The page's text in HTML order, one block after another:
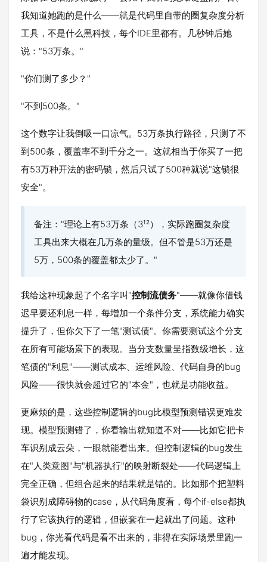
我知道她跑的是什么——就是代码里自带的圈复杂度分析
工具，不是什么黑科技，每个IDE里都有。几秒钟后她
说："53万条。"
"你们测了多少？"
"不到500条。"
这个数字让我倒吸一口凉气。53万条执行路径，只测了不
到500条，覆盖率不到千分之一。这就相当于你买了一把
有53万种开法的密码锁，然后只试了500种就说"这锁很
安全"。
备注："理论上有53万条（3¹²），实际跑圈复杂度
工具出来大概在几万条的量级。但不管是53万还是
5万，500条的覆盖都太少了。"
我给这种现象起了个名字叫"控制流债务"——就像你借钱
迟早要还利息一样，每增加一个条件分支，系统能力确实
提升了，但你欠下了一笔"测试债"。你需要测试这个分支
在所有可能场景下的表现。当分支数量呈指数级增长，这
笔债的"利息"——测试成本、运维风险、代码自身的bug
风险——很快就会超过它的"本金"，也就是功能收益。
更麻烦的是，这些控制逻辑的bug比模型预测错误更难发
现。模型预测错了，你看输出就知道不对——比如它把卡
车识别成云朵，一眼就能看出来。但控制逻辑的bug发生
在"人类意图"与"机器执行"的映射断裂处——代码逻辑上
完全正确，但组合起来的结果就是错的。比如那个把塑料
袋识别成障碍物的case，从代码角度看，每个if-else都执
行了它该执行的逻辑，但嵌套在一起就出了问题。这种
bug，你光看代码是看不出来的，非得在实际场景里跑一
遍才能发现。